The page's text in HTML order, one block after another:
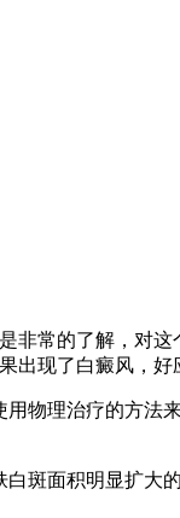
常的了解，对
现了白癜风，好
物理治疗的方
斑面积明显扩